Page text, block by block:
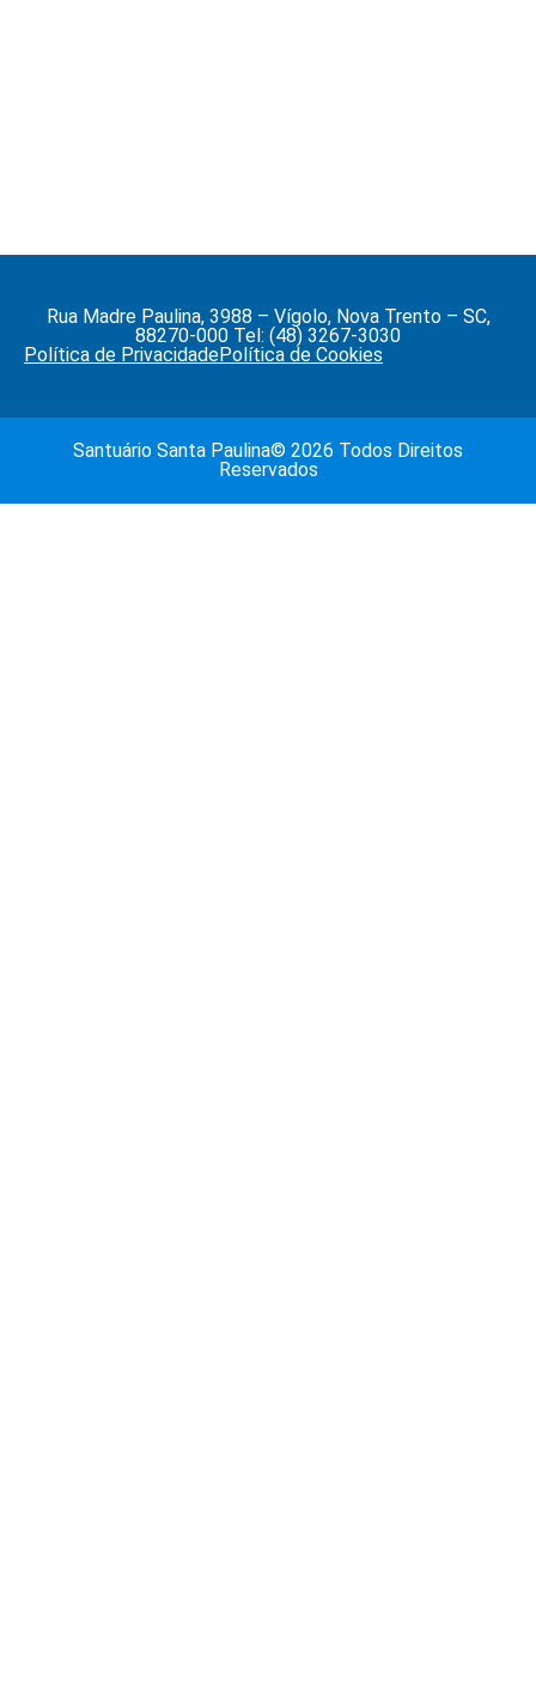
Rua Madre Paulina, 3988 – Vígolo, Nova Trento – SC,
88270-000 Tel: (48) 3267-3030
Política de PrivacidadePolítica de Cookies
Santuário Santa Paulina© 2026 Todos Direitos
Reservados